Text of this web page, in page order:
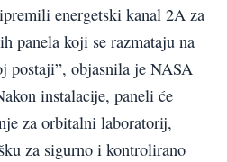
energetski kanal 2A za
panela koji se razmataju na
postaji”, objasnila je NASA
instalacije, paneli će
za orbitalni laboratorij,
za sigurno i kontrolirano